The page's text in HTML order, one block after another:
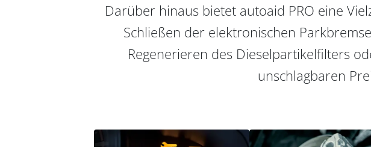
Darüber hinaus bietet autoaid PRO eine
Schließen der elektronischen
Regenerieren des Dieselpartikelfilters
unschlagbaren